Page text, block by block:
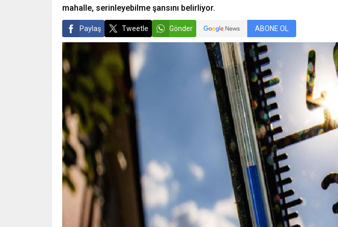
mahalle, serinleyebilme şansını belirliyor.
Paylaş Tweetle Gönder ABONE OL